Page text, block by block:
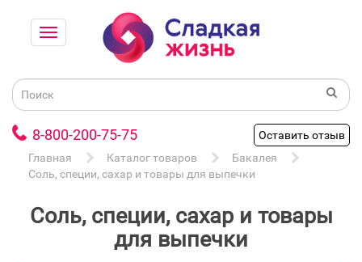
8-800-200-75-75
Оставить отзыв
Главная
Каталог товаров
Бакалея
Соль, специи, сахар и товары для выпечки
Соль, специи, сахар и товары
для выпечки